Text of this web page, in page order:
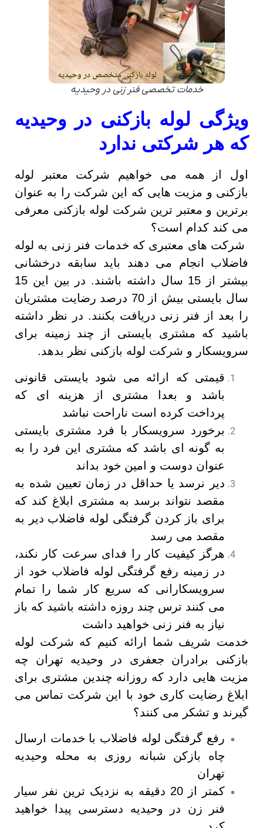
خدمات تخصصی فنر زنی در وحیدیه
ویژگی لوله بازکنی در وحیدیه
که هر شرکتی ندارد
اول از همه می خواهیم شرکت معتبر لوله
بازکنی و مزیت هایی که این شرکت را به عنوان
برترین و معتبر ترین شرکت لوله بازکنی معرفی
می کند کدام است؟
شرکت های معتبری که خدمات فنر زنی به لوله
فاضلاب انجام می دهند باید سابقه درخشانی
بیشتر از 15 سال داشته باشند. در بین این 15
سال بایستی بیش از 70 درصد رضایت مشتریان
را بعد از فنر زنی دریافت بکنند. در نظر داشته
باشید که مشتری بایستی از چند زمینه برای
سرویسکار و شرکت لوله بازکنی نظر بدهد.
قیمتی که ارائه می شود بایستی قانونی
باشد و بعدا مشتری از هزینه ای که
پرداخت کرده است ناراحت نباشد
برخورد سرویسکار با فرد مشتری بایستی
به گونه ای باشد که مشتری این فرد را به
عنوان دوست و امین خود بداند
دیر نرسد یا حداقل در زمان تعیین شده به
مقصد نتواند برسد به مشتری ابلاغ کند که
برای باز کردن گرفتگی لوله فاضلاب دیر به
مقصد می رسد
هرگز کیفیت کار را فدای سرعت کار نکند،
در زمینه رفع گرفتگی لوله فاضلاب خود از
سرویسکارانی که سریع کار شما را تمام
می کنند ترس چند روزه داشته باشید که باز
نیاز به فنر زنی خواهید داشت
خدمت شریف شما ارائه کنیم که شرکت لوله
بازکنی برادران جعفری در وحیدیه تهران چه
مزیت هایی دارد که روزانه چندین مشتری برای
ابلاغ رضایت کاری خود با این شرکت تماس می
گیرند و تشکر می کنند؟
رفع گرفتگی لوله فاضلاب با خدمات ارسال
چاه بازکن شبانه روزی به محله وحیدیه
تهران
کمتر از 20 دقیقه به نزدیک ترین نفر سیار
فنر زن در وحیدیه دسترسی پیدا خواهید